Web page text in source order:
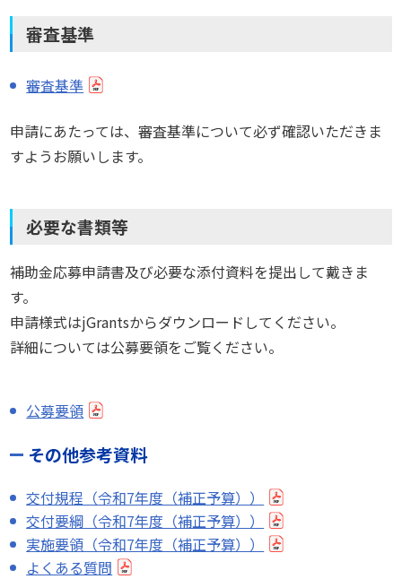
審査基準
審査基準
申請にあたっては、審査基準について必ず確認いただきま
すようお願いします。
必要な書類等
補助金応募申請書及び必要な添付資料を提出して戴きま
す。
申請様式はjGrantsからダウンロードしてください。
詳細については公募要領をご覧ください。
公募要領
その他参考資料
交付規程（令和7年度（補正予算））
交付要綱（令和7年度（補正予算））
実施要領（令和7年度（補正予算））
よくある質問